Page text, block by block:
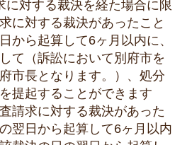
に対する裁決を経た場合に限
に対する裁決があったこと
から起算して6ヶ月以内に、
て（訴訟において別府市を
市長となります。）、処分
提起することができます
請求に対する裁決があった
翌日から起算して6ヶ月以内